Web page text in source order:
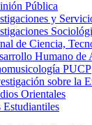
Pública
y
de Ciencia,
Humano
PUCP
sobre la
Orientales
Estudiantiles